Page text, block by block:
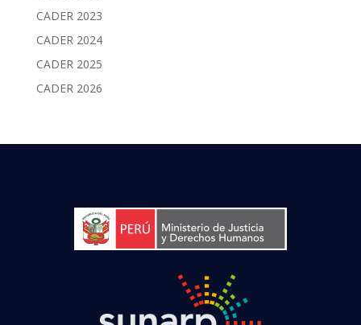
CADER 2023
CADER 2024
CADER 2025
CADER 2026